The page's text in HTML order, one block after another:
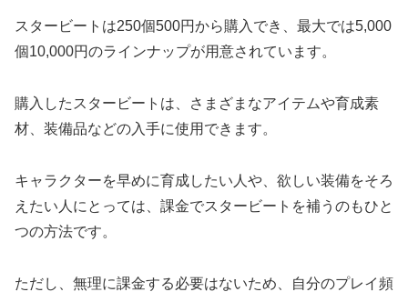
スタービートは250個500円から購入でき、最大では5,000
個10,000円のラインナップが用意されています。
購入したスタービートは、さまざまなアイテムや育成素
材、装備品などの入手に使用できます。
キャラクターを早めに育成したい人や、欲しい装備をそろ
えたい人にとっては、課金でスタービートを補うのもひと
つの方法です。
ただし、無理に課金する必要はないため、自分のプレイ頻